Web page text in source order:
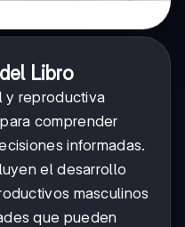
Libro
y reproductiva
comprender
informadas.
el desarrollo
masculinos
que pueden